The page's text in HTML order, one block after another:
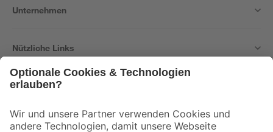
Unternehmen
Nützliche Links
Der toom Newsletter: Keine Angebote und Aktionen mehr verpassen!